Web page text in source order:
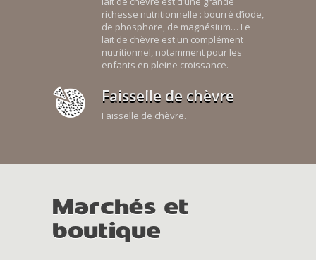
richesse nutritionnelle : bourré d’iode,
de phosphore, de magnésium… Le
lait de chèvre est un complément
nutritionnel, notamment pour les
enfants en pleine croissance.
Faisselle de chèvre
Faisselle de chèvre.
Marchés et
boutique